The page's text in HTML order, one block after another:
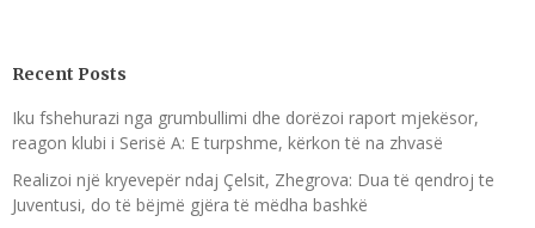
Recent Posts
Iku fshehurazi nga grumbullimi dhe dorëzoi raport mjekësor,
reagon klubi i Serisë A: E turpshme, kërkon të na zhvasë
Realizoi një kryevepër ndaj Çelsit, Zhegrova: Dua të qendroj te
Juventusi, do të bëjmë gjëra të mëdha bashkë